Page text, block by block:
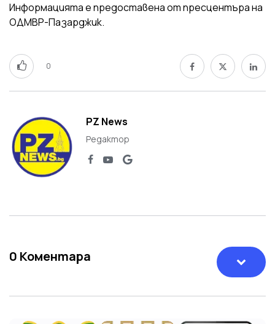
Информацията е предоставена от пресцентъра на
ОДМВР-Пазарджик.
0
PZ News
Редактор
0 Коментара